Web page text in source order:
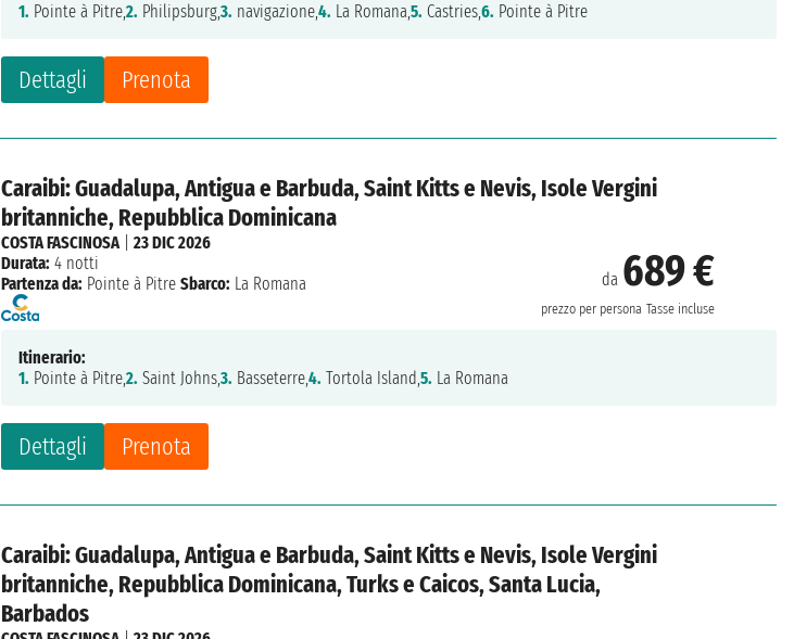
Dettagli Prenota
1. Pointe à Pitre,2. Philipsburg,3. navigazione,4. La Romana,5. Castries,6. Pointe à Pitre
Caraibi: Guadalupa, Antigua e Barbuda, Saint Kitts e Nevis, Isole Vergini
britanniche, Repubblica Dominicana
da 689 €
prezzo per persona Tasse incluse
Dettagli Prenota
COSTA FASCINOSA|23 DIC 2026
Durata: 4 notti
Partenza da: Pointe à Pitre Sbarco: La Romana
Itinerario:
1. Pointe à Pitre,2. Saint Johns,3. Basseterre,4. Tortola Island,5. La Romana
Caraibi: Guadalupa, Antigua e Barbuda, Saint Kitts e Nevis, Isole Vergini
britanniche, Repubblica Dominicana, Turks e Caicos, Santa Lucia,
Barbados